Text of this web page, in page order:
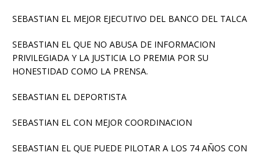
SEBASTIAN EL MEJOR EJECUTIVO DEL BANCO DEL TALCA
SEBASTIAN EL QUE NO ABUSA DE INFORMACION
PRIVILEGIADA Y LA JUSTICIA LO PREMIA POR SU
HONESTIDAD COMO LA PRENSA.
SEBASTIAN EL DEPORTISTA
SEBASTIAN EL CON MEJOR COORDINACION
SEBASTIAN EL QUE PUEDE PILOTAR A LOS 74 AÑOS CON